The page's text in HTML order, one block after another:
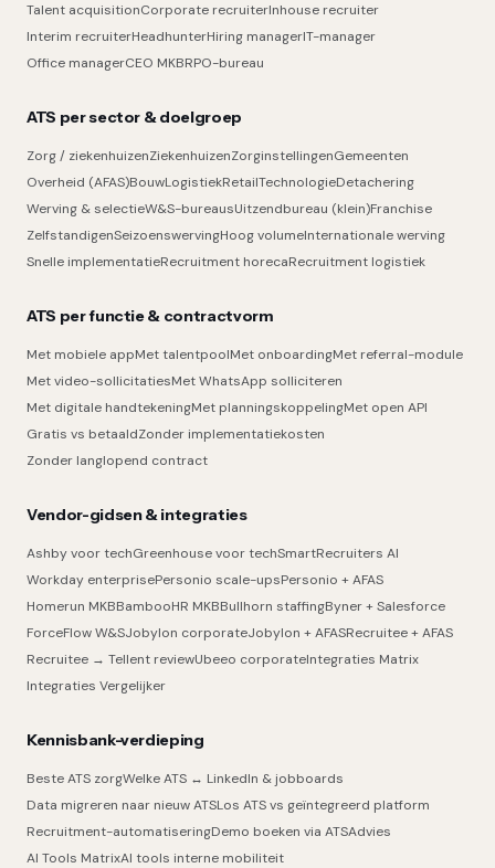
Talent acquisitionCorporate recruiterInhouse recruiter
Interim recruiterHeadhunterHiring managerIT-manager
Office managerCEO MKBRPO-bureau
ATS per sector & doelgroep
Zorg / ziekenhuizenZiekenhuizenZorginstellingenGemeenten
Overheid (AFAS)BouwLogistiekRetailTechnologieDetachering
Werving & selectieW&S-bureausUitzendbureau (klein)Franchise
ZelfstandigenSeizoenswervingHoog volumeInternationale werving
Snelle implementatieRecruitment horecaRecruitment logistiek
ATS per functie & contractvorm
Met mobiele appMet talentpoolMet onboardingMet referral-module
Met video-sollicitatiesMet WhatsApp solliciteren
Met digitale handtekeningMet planningskoppelingMet open API
Gratis vs betaaldZonder implementatiekosten
Zonder langlopend contract
Vendor-gidsen & integraties
Ashby voor techGreenhouse voor techSmartRecruiters AI
Workday enterprisePersonio scale-upsPersonio + AFAS
Homerun MKBBambooHR MKBBullhorn staffingByner + Salesforce
ForceFlow W&SJobylon corporateJobylon + AFASRecruitee + AFAS
Recruitee → Tellent reviewUbeeo corporateIntegraties Matrix
Integraties Vergelijker
Kennisbank-verdieping
Beste ATS zorgWelke ATS ↔ LinkedIn & jobboards
Data migreren naar nieuw ATSLos ATS vs geïntegreerd platform
Recruitment-automatiseringDemo boeken via ATSAdvies
AI Tools MatrixAI tools interne mobiliteit